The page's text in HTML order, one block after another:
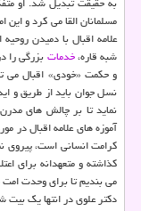
مسلمانان القا می کرد و این
علامه اقبال با دمیدن
شبه قاره،خدماتبزرگی را
و حکمت «خودی» اقبال می
نسل جوان باید از طریق و
نماید تا بر چالش های
آموزه های علامه اقبال در
کرامت انسانی است، پیروی
کذاشته و متعهدانه برای
می بندیم تا برای وحدت
دکتر علوی در انتها یک بیت